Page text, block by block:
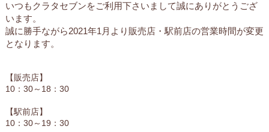
いつもクラタセブンをご利用下さいまして誠にありがとうござ
います。
誠に勝手ながら2021年1月より販売店・駅前店の営業時間が変更
となります。
【販売店】
10：30～18：30
【駅前店】
10：30～19：30